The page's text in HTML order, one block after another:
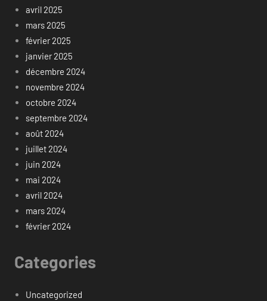
avril 2025
mars 2025
février 2025
janvier 2025
décembre 2024
novembre 2024
octobre 2024
septembre 2024
août 2024
juillet 2024
juin 2024
mai 2024
avril 2024
mars 2024
février 2024
Categories
Uncategorized